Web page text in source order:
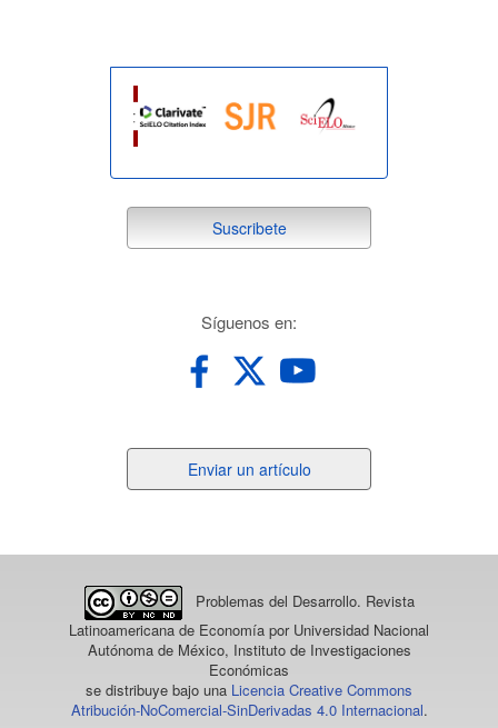
suscribete
Suscribete
Síguenos en:
un
Enviar un artículo
Problemas del Desarrollo. Revista
Latinoamericana de Economía por Universidad Nacional
Autónoma de México, Instituto de Investigaciones
Económicas
se distribuye bajo una Licencia Creative Commons
Atribución-NoComercial-SinDerivadas 4.0 Internacional.